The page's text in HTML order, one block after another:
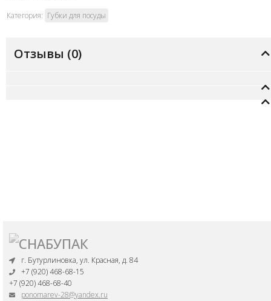
Категория: Губки для посуды
Отзывы (0)
г. Бутурлиновка, ул. Красная, д. 84
+7 (920) 468-68-15
+7 (920) 468-68-40
ponomarev-28@yandex.ru